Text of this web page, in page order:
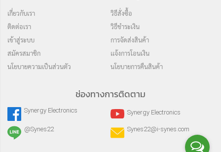
เกี่ยวกับเรา
ติดต่อเรา
เข้าสู่ระบบ
สมัครสมาชิก
นโยบายความเป็นส่วนตัว
วิธีสั่งซื้อ
วิธีชำระเงิน
การจัดส่งสินค้า
เเจ้งการโอนเงิน
นโยบายการคืนสินค้า
ช่องทางการติดตาม
Synergy Electronics Synergy Electronics
@Synes22 Synes22@i-synes.com